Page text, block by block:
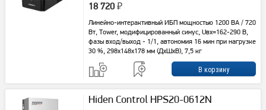
18 720 ₽
Линейно-интерактивный ИБП мощностью 1200 ВА / 720
Вт, Tower, модифицированный синус, Uвх=162-290 В,
фазы вход/выход - 1/1, автономия 16 мин при нагрузке
30 %, 298х148х178 мм (ДхШхВ), 7,5 кг
Hiden Control HPS20-0612N